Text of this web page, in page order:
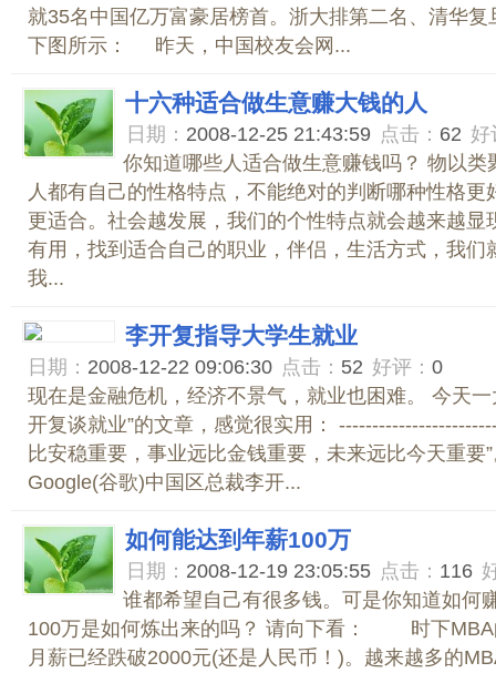
就35名中国亿万富豪居榜首。浙大排第二名、清华
下图所示： 昨天，中国校友会网...
十六种适合做生意赚大钱的人
日期： 2008-12-25 21:43:59 点击： 62 好
你知道哪些人适合做生意赚钱吗？ 物以类
人都有自己的性格特点，不能绝对的判断哪种性格更
更适合。社会越发展，我们的个性特点就会越来越显
有用，找到适合自己的职业，伴侣，生活方式，我们
我...
李开复指导大学生就业
日期： 2008-12-22 09:06:30 点击： 52 好评： 0
现在是金融危机，经济不景气，就业也困难。 今天
开复谈就业”的文章，感觉很实用：
比安稳重要，事业远比金钱重要，未来远比今天重要
Google(谷歌)中国区总裁李开...
如何能达到年薪100万
日期： 2008-12-19 23:05:55 点击： 116
谁都希望自己有很多钱。可是你知道如何
100万是如何炼出来的吗？ 请向下看： 时下MBA
月薪已经跌破2000元(还是人民币！)。越来越多的